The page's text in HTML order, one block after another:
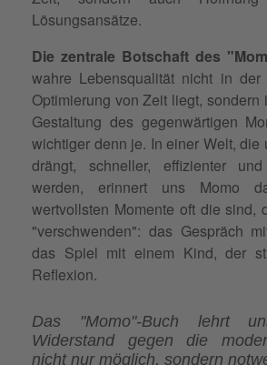
Lösungsansätze.
Die zentrale Botschaft des
wahre Lebensqualität nicht in der
Optimierung von Zeit liegt, sondern
Gestaltung des gegenwärtigen
wichtiger denn je. In einer Welt, die
drängt, schneller, effizienter
werden, erinnert uns Momo
wertvollsten Momente oft die sind,
"verschwenden": das Gespräch
das Spiel mit einem Kind, der
Reflexion.
Das "Momo"-Buch lehrt
Widerstand gegen die
nicht nur möglich, sondern